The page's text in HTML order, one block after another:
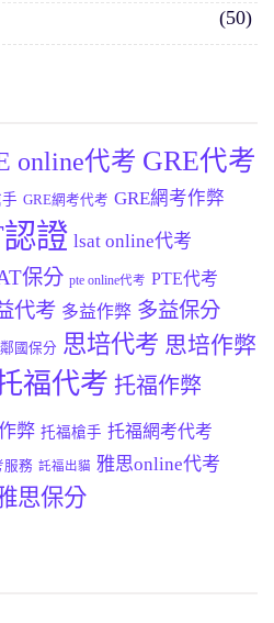
(50)
online代考 GRE代考
GRE網考代考 GRE網考作弊
證 lsat online代考
保分 pte online代考 PTE代考
代考 多益作弊 多益保分
國保分 思培代考 思培作弊
福代考 托福作弊
弊 托福槍手 托福網考代考
服務 託福出貓 雅思online代考
思保分